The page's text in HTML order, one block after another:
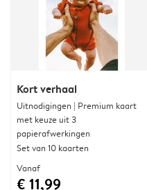
Kort verhaal
Uitnodigingen | Premium kaart
met keuze uit 3
papierafwerkingen
Set van 10 kaarten
Vanaf
€ 11,99